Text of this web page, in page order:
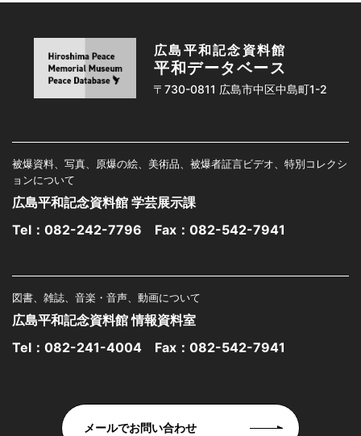
広島平和記念資料館
平和データベース
〒730-0811 広島市中区中島町1-2
被爆資料、写真、原爆の絵、美術品、被爆者証言ビデオ、特別コレクシ
ョンについて
広島平和記念資料館 学芸展示課
Tel： 082-242-7796 Fax：082-542-7941
図書、雑誌、音楽・音声、動画について
広島平和記念資料館 情報資料室
Tel： 082-241-4004 Fax：082-542-7941
メールでお問い合わせ